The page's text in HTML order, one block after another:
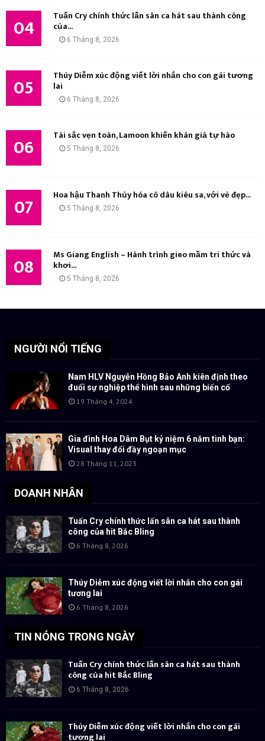
04 Tuấn Cry chính thức lấn sân ca hát sau thành công
của...
6 Tháng 8, 2026
05 Thúy Diễm xúc động viết lời nhắn cho con gái tương
lai
6 Tháng 8, 2026
06 Tài sắc vẹn toàn, Lamoon khiến khán giả tự hào
5 Tháng 8, 2026
07 Hoa hậu Thanh Thủy hóa cô dâu kiêu sa, với vẻ đẹp...
5 Tháng 8, 2026
08 Ms Giang English – Hành trình gieo mầm tri thức và
khơi...
5 Tháng 8, 2026
NGƯỜI NỔI TIẾNG
Nam HLV Nguyễn Hồng Bảo Anh kiên định theo
đuổi sự nghiệp thể hình sau những biến cố
19 Tháng 4, 2024
Gia đình Hoa Dâm Bụt kỷ niệm 6 năm tình bạn:
Visual thay đổi đầy ngoạn mục
28 Tháng 11, 2023
DOANH NHÂN
Tuấn Cry chính thức lấn sân ca hát sau thành
công của hit Bắc Bling
6 Tháng 8, 2026
Thúy Diễm xúc động viết lời nhắn cho con gái
tương lai
6 Tháng 8, 2026
TIN NÓNG TRONG NGÀY
Tuấn Cry chính thức lấn sân ca hát sau thành
công của hit Bắc Bling
6 Tháng 8, 2026
Thúy Diễm xúc động viết lời nhắn cho con gái
tương lai